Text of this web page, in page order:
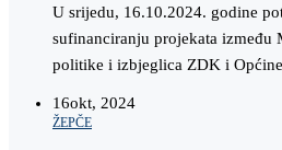
U srijedu, 16.10.2024. godine
sufinanciranju projekata između
politike i izbjeglica ZDK i
16okt, 2024
ŽEPČE